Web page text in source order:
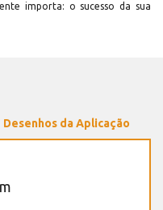
importa: o sucesso da sua
Desenhos da Aplicação